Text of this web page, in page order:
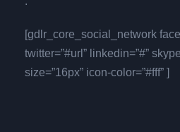
[gdlr_core_social_network
twitter=”#url” linkedin=”#”
size=”16px” icon-color=”#fff” ]